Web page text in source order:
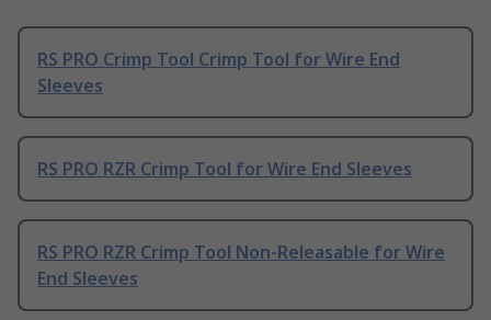
RS PRO Crimp Tool Crimp Tool for Wire End
Sleeves
RS PRO RZR Crimp Tool for Wire End Sleeves
RS PRO RZR Crimp Tool Non-Releasable for Wire
End Sleeves